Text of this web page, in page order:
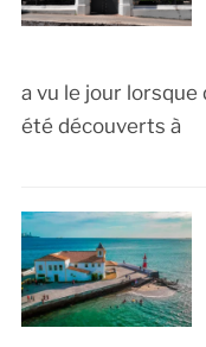
a vu le jour
été découverts à